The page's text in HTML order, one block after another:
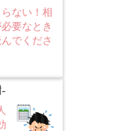
ない！相
要なとき
でくださ
-